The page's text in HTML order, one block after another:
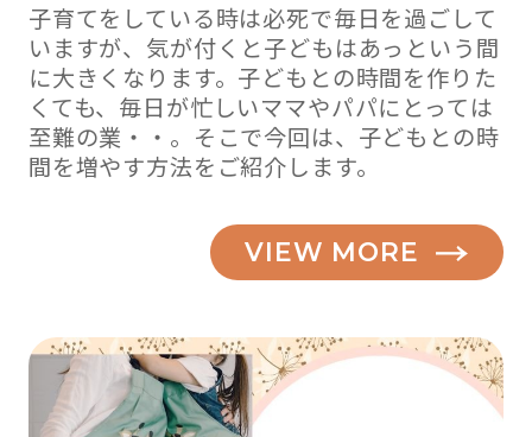
子育てをしている時は必死で毎日を過ごして
いますが、気が付くと子どもはあっという間
に大きくなります。子どもとの時間を作りた
くても、毎日が忙しいママやパパにとっては
至難の業・・。そこで今回は、子どもとの時
間を増やす方法をご紹介します。
VIEW MORE